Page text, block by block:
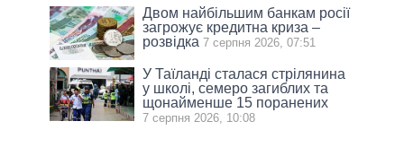
Двом найбільшим банкам росії
загрожує кредитна криза –
розвідка 7 серпня 2026, 07:51
У Таїланді сталася стрілянина
у школі, семеро загиблих та
щонайменше 15 поранених
7 серпня 2026, 10:08